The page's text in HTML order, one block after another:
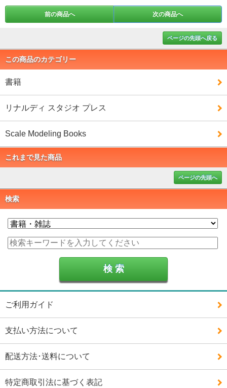
前の商品へ 次の商品へ
ページの先頭へ戻る
この商品のカテゴリー
書籍
リナルディ スタジオ プレス
Scale Modeling Books
これまで見た商品
ページの先頭へ
検索
ご利用ガイド
支払い方法について
配送方法･送料について
特定商取引法に基づく表記